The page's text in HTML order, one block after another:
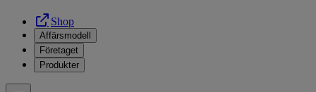
Shop
Affärsmodell
Företaget
Produkter